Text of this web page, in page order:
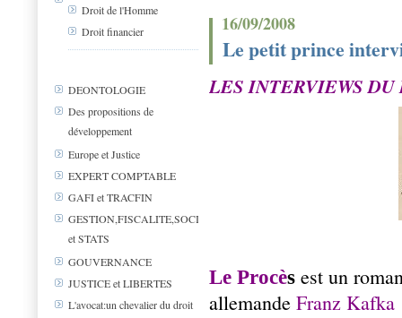
Droit de l'Homme
Droit financier
DEONTOLOGIE
Des propositions de
développement
Europe et Justice
EXPERT COMPTABLE
GAFI et TRACFIN
GESTION,FISCALITE,SOCIAL
et STATS
GOUVERNANCE
JUSTICE et LIBERTES
L'avocat:un chevalier du droit
16/09/2008
Le petit prince
LES INTERVIEWS
Le Procès est un
allemande Franz Kafka